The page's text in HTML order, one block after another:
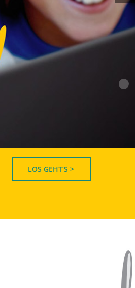
LOS GEHT’S >